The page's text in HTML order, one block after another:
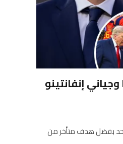
للفيفا وجياني إنفانتينو
1-0 في النهائي يوم الأحد بفضل هدف متأخر من